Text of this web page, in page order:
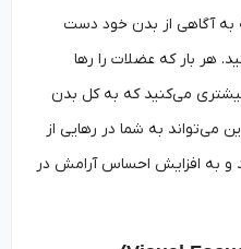
از بدن خود دست
بار که عضلات را رها
می‌کنید که به کل بدن
به شما در رهایی از
احساس آرامش در